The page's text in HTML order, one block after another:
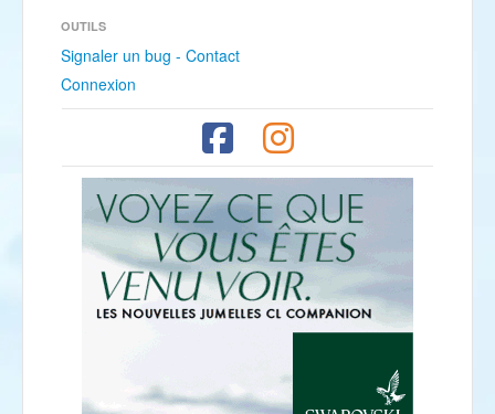
OUTILS
Signaler un bug - Contact
Connexion